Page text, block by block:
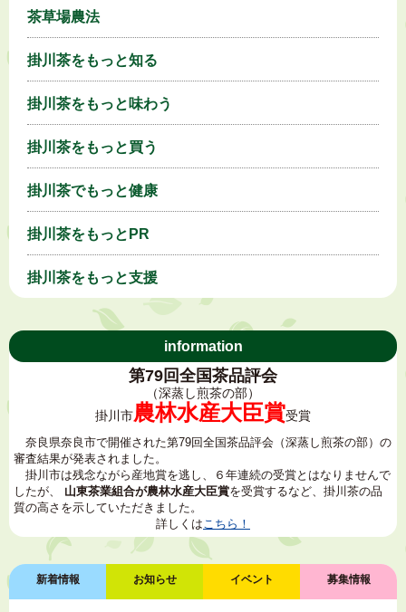
茶草場農法
掛川茶をもっと知る
掛川茶をもっと味わう
掛川茶をもっと買う
掛川茶でもっと健康
掛川茶をもっとPR
掛川茶をもっと支援
information
第79回全国茶品評会
（深蒸し煎茶の部）
掛川市農林水産大臣賞受賞
奈良県奈良市で開催された第79回全国茶品評会（深蒸し煎茶の部）の
審査結果が発表されました。
掛川市は残念ながら産地賞を逃し、６年連続の受賞とはなりませんで
したが、 山東茶業組合が農林水産大臣賞を受賞するなど、掛川茶の品
質の高さを示していただきました。
詳しくはこちら！
新着情報 お知らせ イベント 募集情報